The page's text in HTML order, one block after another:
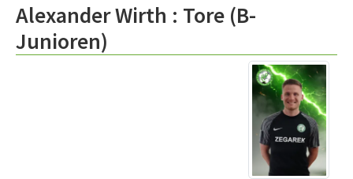
Alexander Wirth : Tore (B-
Junioren)